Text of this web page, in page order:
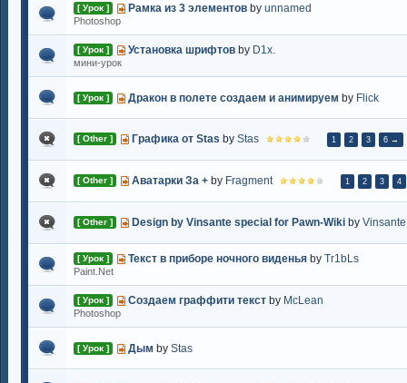
Рамка из 3 элементов by unnamed
[ Урок ]
Photoshop
Установка шрифтов by D1x.
[ Урок ]
мини-урок
Дракон в полете создаем и анимируем by Flick
[ Урок ]
Графика от Stas by Stas
[ Other ] 1 2 3 6 →
Аватарки За + by Fragment
[ Other ] 1 2 3 4
Design by Vinsante special for Pawn-Wiki by Vinsante
[ Other ]
Текст в приборе ночного виденья by Tr1bLs
[ Урок ]
Paint.Net
Создаем граффити текст by McLean
[ Урок ]
Photoshop
Дым by Stas
[ Урок ]